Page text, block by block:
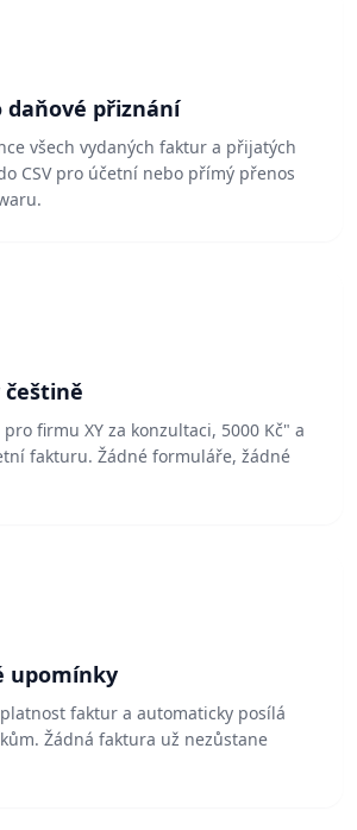
daňové přiznání
všech vydaných faktur a přijatých
CSV pro účetní nebo přímý přenos
firmu XY za konzultaci, 5000 Kč" a
fakturu. Žádné formuláře, žádné
upomínky
faktur a automaticky posílá
Žádná faktura už nezůstane